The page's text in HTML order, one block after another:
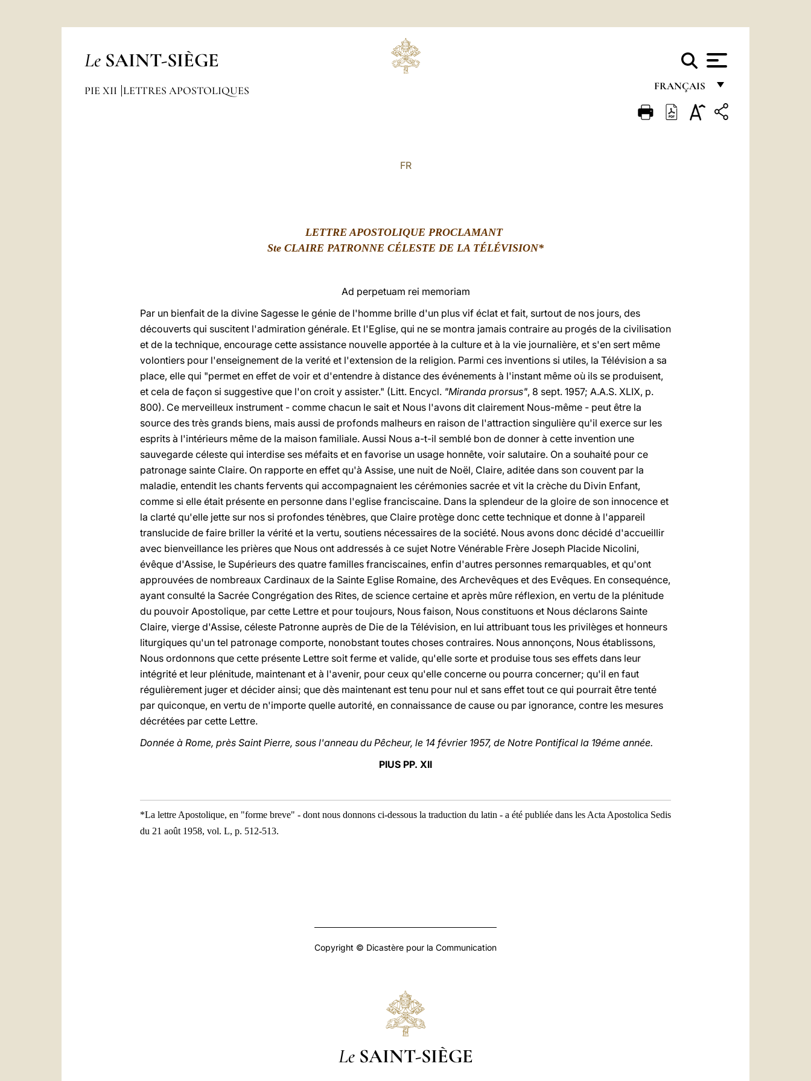
Le SAINT-SIÈGE
FRANÇAIS
FRANÇAIS
PIE XII LETTRES APOSTOLIQUES
FR
LETTRE APOSTOLIQUE PROCLAMANT
Ste CLAIRE PATRONNE CÉLESTE DE LA TÉLÉVISION*
Ad perpetuam rei memoriam
Par un bienfait de la divine Sagesse le génie de l'homme brille d'un plus vif éclat et fait, surtout de nos jours, des
découverts qui suscitent l'admiration générale. Et l'Eglise, qui ne se montra jamais contraire au progés de la civilisation
et de la technique, encourage cette assistance nouvelle apportée à la culture et à la vie journalière, et s'en sert même
volontiers pour l'enseignement de la verité et l'extension de la religion. Parmi ces inventions si utiles, la Télévision a sa
place, elle qui "permet en effet de voir et d'entendre à distance des événements à l'instant même où ils se produisent,
et cela de façon si suggestive que l'on croit y assister." (Litt. Encycl. "Miranda prorsus", 8 sept. 1957; A.A.S. XLIX, p.
800). Ce merveilleux instrument - comme chacun le sait et Nous l'avons dit clairement Nous-même - peut être la
source des très grands biens, mais aussi de profonds malheurs en raison de l'attraction singulière qu'il exerce sur les
esprits à l'intérieurs même de la maison familiale. Aussi Nous a-t-il semblé bon de donner à cette invention une
sauvegarde céleste qui interdise ses méfaits et en favorise un usage honnête, voir salutaire. On a souhaité pour ce
patronage sainte Claire. On rapporte en effet qu'à Assise, une nuit de Noël, Claire, aditée dans son couvent par la
maladie, entendit les chants fervents qui accompagnaient les cérémonies sacrée et vit la crèche du Divin Enfant,
comme si elle était présente en personne dans l'eglise franciscaine. Dans la splendeur de la gloire de son innocence et
la clarté qu'elle jette sur nos si profondes ténèbres, que Claire protège donc cette technique et donne à l'appareil
translucide de faire briller la vérité et la vertu, soutiens nécessaires de la société. Nous avons donc décidé d'accueillir
avec bienveillance les prières que Nous ont addressés à ce sujet Notre Vénérable Frère Joseph Placide Nicolini,
évêque d'Assise, le Supérieurs des quatre familles franciscaines, enfin d'autres personnes remarquables, et qu'ont
approuvées de nombreaux Cardinaux de la Sainte Eglise Romaine, des Archevêques et des Evêques. En consequénce,
ayant consulté la Sacrée Congrégation des Rites, de science certaine et après mûre réflexion, en vertu de la plénitude
du pouvoir Apostolique, par cette Lettre et pour toujours, Nous faison, Nous constituons et Nous déclarons Sainte
Claire, vierge d'Assise, céleste Patronne auprès de Die de la Télévision, en lui attribuant tous les privilèges et honneurs
liturgiques qu'un tel patronage comporte, nonobstant toutes choses contraires. Nous annonçons, Nous établissons,
Nous ordonnons que cette présente Lettre soit ferme et valide, qu'elle sorte et produise tous ses effets dans leur
intégrité et leur plénitude, maintenant et à l'avenir, pour ceux qu'elle concerne ou pourra concerner; qu'il en faut
régulièrement juger et décider ainsi; que dès maintenant est tenu pour nul et sans effet tout ce qui pourrait être tenté
par quiconque, en vertu de n'importe quelle autorité, en connaissance de cause ou par ignorance, contre les mesures
décrétées par cette Lettre.
Donnée à Rome, près Saint Pierre, sous l'anneau du Pêcheur, le 14 février 1957, de Notre Pontifical la 19éme année.
PIUS PP. XII
*La lettre Apostolique, en "forme breve" - dont nous donnons ci-dessous la traduction du latin - a été publiée dans les Acta Apostolica Sedis
du 21 août 1958, vol. L, p. 512-513.
Copyright © Dicastère pour la Communication
Le SAINT-SIÈGE